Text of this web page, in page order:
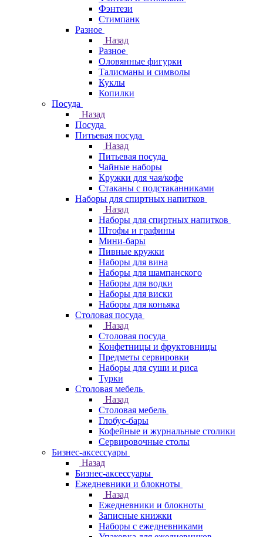
Фэнтези
Стимпанк
Разное
Назад
Разное
Оловянные фигурки
Талисманы и символы
Куклы
Копилки
Посуда
Назад
Посуда
Питьевая посуда
Назад
Питьевая посуда
Чайные наборы
Кружки для чая/кофе
Стаканы с подстаканниками
Наборы для спиртных напитков
Назад
Наборы для спиртных напитков
Штофы и графины
Мини-бары
Пивные кружки
Наборы для вина
Наборы для шампанского
Наборы для водки
Наборы для виски
Наборы для коньяка
Столовая посуда
Назад
Столовая посуда
Конфетницы и фруктовницы
Предметы сервировки
Наборы для суши и риса
Турки
Столовая мебель
Назад
Столовая мебель
Глобус-бары
Кофейные и журнальные столики
Сервировочные столы
Бизнес-аксессуары
Назад
Бизнес-аксессуары
Ежедневники и блокноты
Назад
Ежедневники и блокноты
Записные книжки
Наборы с ежедневниками